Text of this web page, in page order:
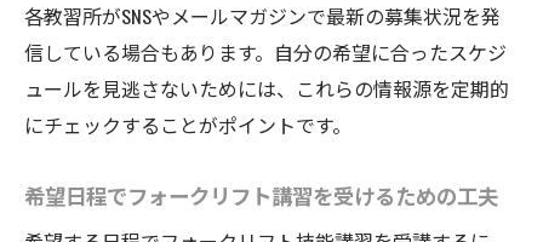
各教習所がSNSやメールマガジンで最新の募集状況を発
信している場合もあります。自分の希望に合ったスケジ
ュールを見逃さないためには、これらの情報源を定期的
にチェックすることがポイントです。
希望日程でフォークリフト講習を受けるための工夫